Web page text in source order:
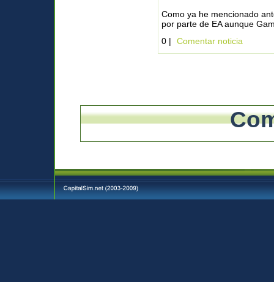
Como ya he mencionado
por parte de EA aunque
0 |
Comentar noticia